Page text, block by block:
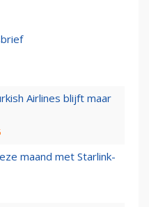
Airlines blijft maar
maand met Starlink-